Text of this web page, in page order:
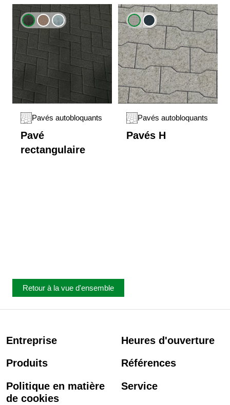
Pavés autobloquants
Pavé
rectangulaire
Pavés autobloquants
Pavés H
Retour à la vue d'ensemble
Entreprise Heures d'ouverture
Produits Références
Politique en matière
de cookies
Service